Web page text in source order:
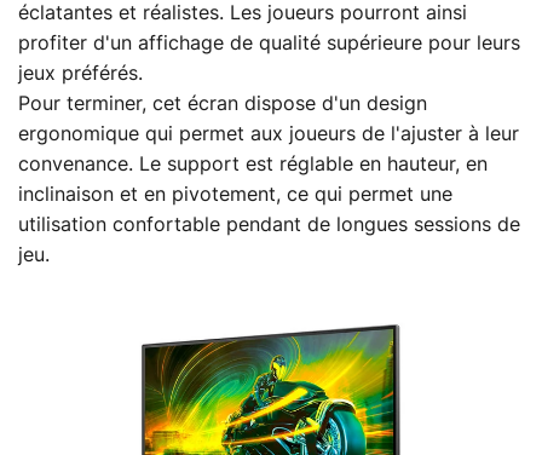
éclatantes et réalistes. Les joueurs pourront ainsi
profiter d'un affichage de qualité supérieure pour leurs
jeux préférés.
Pour terminer, cet écran dispose d'un design
ergonomique qui permet aux joueurs de l'ajuster à leur
convenance. Le support est réglable en hauteur, en
inclinaison et en pivotement, ce qui permet une
utilisation confortable pendant de longues sessions de
jeu.